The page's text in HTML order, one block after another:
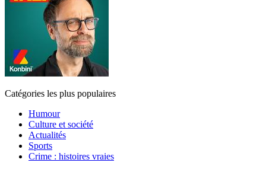
Catégories les plus populaires
Humour
Culture et société
Actualités
Sports
Crime : histoires vraies